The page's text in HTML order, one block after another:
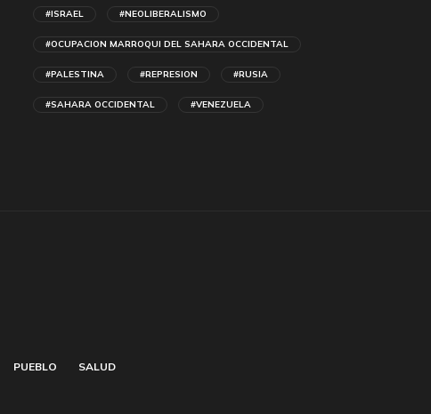
#ISRAEL #NEOLIBERALISMO
#OCUPACION MARROQUI DEL SAHARA OCCIDENTAL
#PALESTINA #REPRESION #RUSIA
#SAHARA OCCIDENTAL #VENEZUELA
PUEBLO SALUD